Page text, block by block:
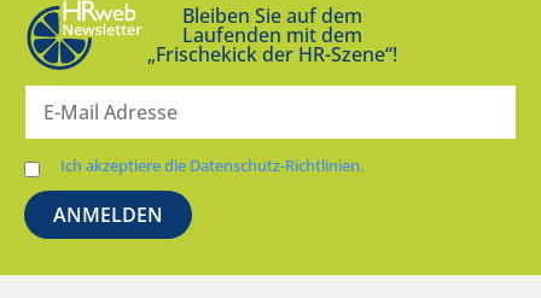
Bleiben Sie auf dem
Laufenden mit dem
„Frischekick der HR-Szene“!
Ich akzeptiere die Datenschutz-Richtlinien.